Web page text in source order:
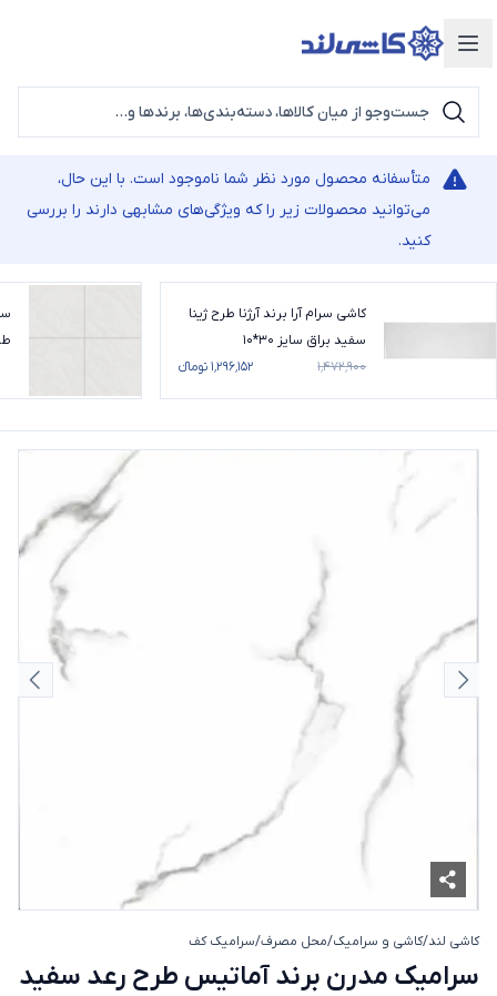
دسته‌بندی محصولات
متأسفانه محصول مورد نظر شما ناموجود است. با این حال،
می‌توانید محصولات زیر را که ویژگی‌های مشابهی دارند را بررسی
کنید.
کاشی سرام آرا برند آرژنا طرح ژینا
سفید براق سایز 30*10
۱٬۴۷۲٬۹۰۰
۱٬۲۹۶٬۱۵۲ تومانء
اسلاید قبلی
کاشی لند/کاشی و سرامیک/محل مصرف/سرامیک کف
سرامیک مدرن برند آماتیس طرح رعد سفید